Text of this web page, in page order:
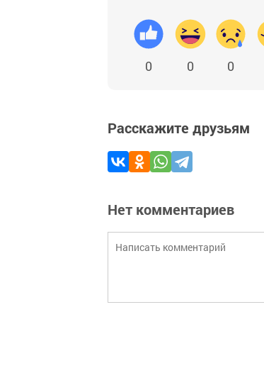
0 0 0
Расскажите друзьям
Нет комментариев